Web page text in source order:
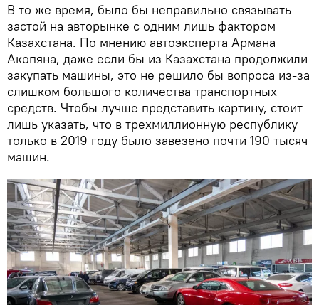
В то же время, было бы неправильно связывать
застой на авторынке с одним лишь фактором
Казахстана. По мнению автоэксперта Армана
Акопяна, даже если бы из Казахстана продолжили
закупать машины, это не решило бы вопроса из-за
слишком большого количества транспортных
средств. Чтобы лучше представить картину, стоит
лишь указать, что в трехмиллионную республику
только в 2019 году было завезено почти 190 тысяч
машин.